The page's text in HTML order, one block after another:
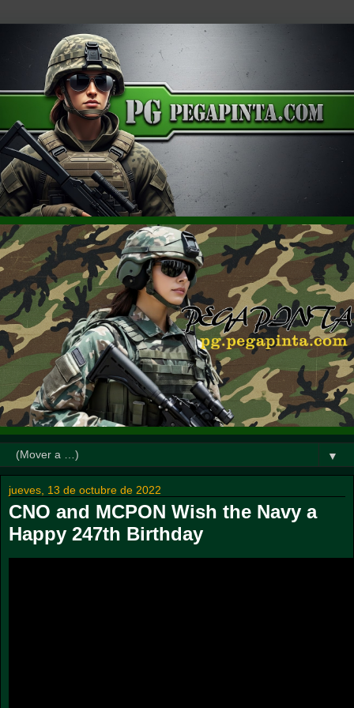
▼
jueves, 13 de octubre de 2022
CNO and MCPON Wish the Navy a
Happy 247th Birthday